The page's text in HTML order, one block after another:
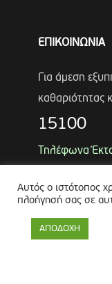
ΕΠΙΚΟΙΝΩΝΙΑ
Για άμεση
καθαριότητας
15100
Τηλέφωνα
Αντιδήμαρχος
Αυτός ο ιστότοπος
πλοήγησή σας σε
ΑΠΟΔΟΧΗ